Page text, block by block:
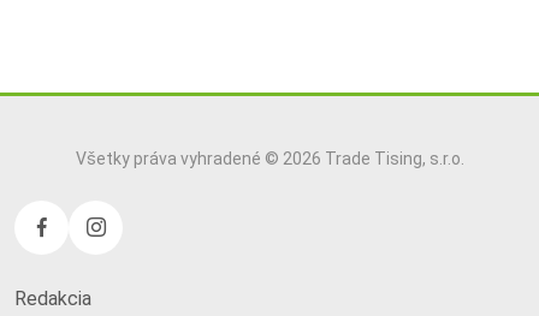
Všetky práva vyhradené © 2026 Trade Tising, s.r.o.
Redakcia